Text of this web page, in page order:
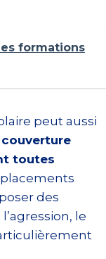
formations
peut aussi
couverture
toutes
des
le